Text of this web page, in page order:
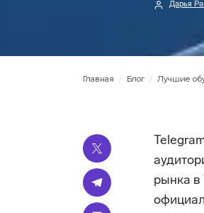
Дарья
Главная / Блог / Лучшие
рынка в